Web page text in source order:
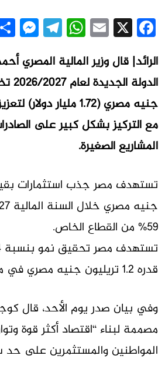
Facebook
X
Email
الرائد| قال وزير المالية المصري
جنيه مصري (1.72 مليار
مع التركيز بشكل كبير على
المشاريع الصغيرة.
59% من القطاع الخاص.
قدره 1.2 تريليون جنيه مصري في ميزانية 2026/27
وفي بيان صدر يوم الأحد، قال
مصممة لبناء “اقتصاد أكثر قوة
المواطنين والمستثمرين على